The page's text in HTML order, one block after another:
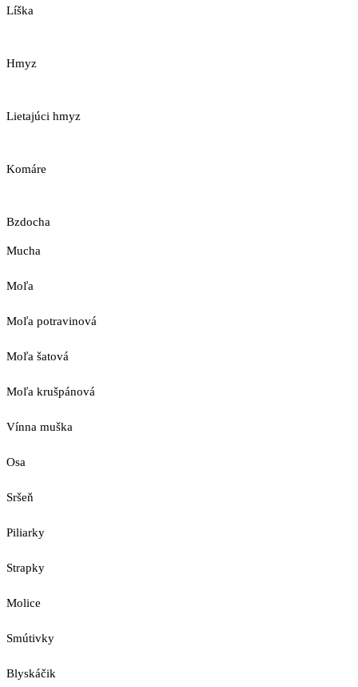
Líška
Hmyz
Lietajúci hmyz
Komáre
Bzdocha
Mucha
Moľa
Moľa potravinová
Moľa šatová
Moľa krušpánová
Vínna muška
Osa
Sršeň
Piliarky
Strapky
Molice
Smútivky
Blyskáčik